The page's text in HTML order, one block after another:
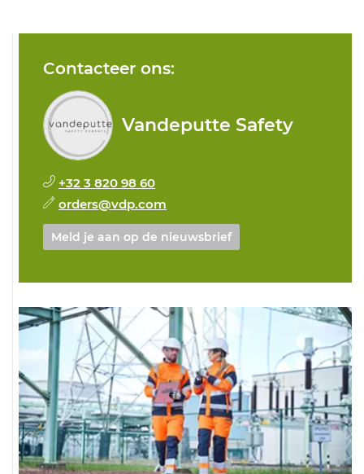
Contacteer ons:
Vandeputte Safety
+32 3 820 98 60
orders@vdp.com
Meld je aan op de nieuwsbrief